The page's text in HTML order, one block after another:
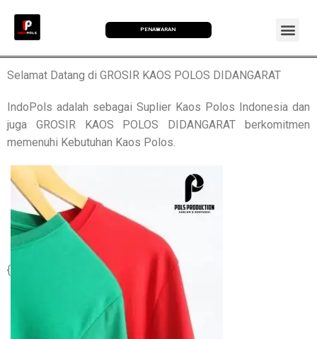
PENAWARAN
Selamat Datang di GROSIR KAOS POLOS DIDANGARAT
IndoPols adalah sebagai Suplier Kaos Polos Indonesia dan
juga GROSIR KAOS POLOS DIDANGARAT berkomitmen
memenuhi Kebutuhan Kaos Polos.
{